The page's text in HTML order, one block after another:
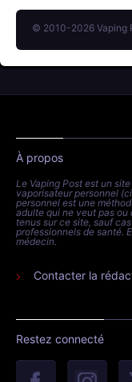
© 2010-2026 Vaping
À propos
Le Vaping Post est un
vaporisateur personnel
personnel est une
adulte qui ne veut pas ou
tenus sur ce site, sauf
professionnels de santé.
médecin.
Contacter la
Restez connecté